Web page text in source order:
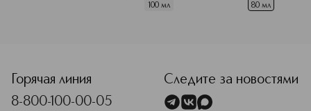
100 мл
80 мл
Горячая линия
8-800-100-00-05
Следите за новостями